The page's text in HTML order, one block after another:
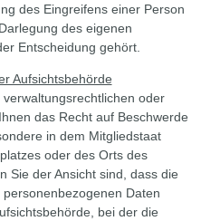
des Eingreifens einer Person
des eigenen
Entscheidung gehört.
Aufsichtsbehörde
oder
das Recht auf Beschwerde
in dem Mitgliedstaat
oder des Orts des
Sie der Ansicht sind, dass die
Daten
bei der die